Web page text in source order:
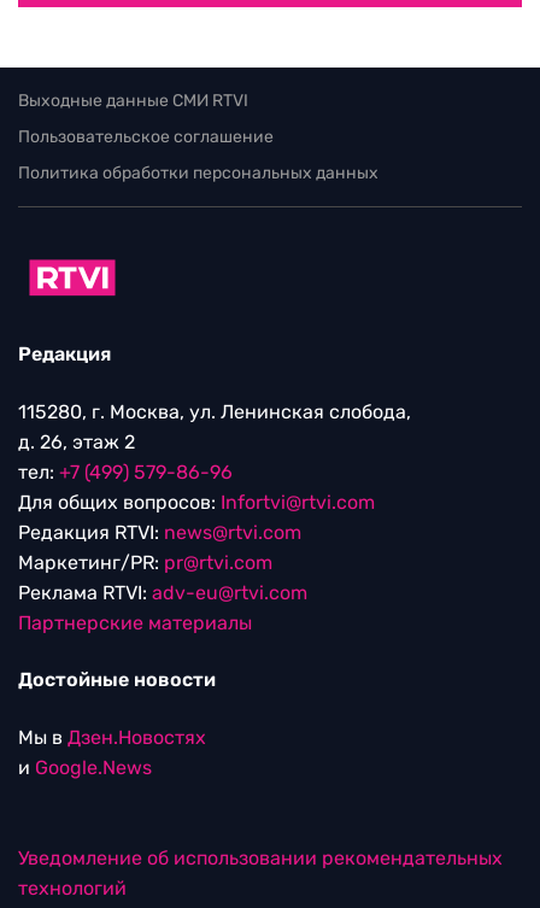
Выходные данные СМИ RTVI
Пользовательское соглашение
Политика обработки персональных данных
Редакция
115280, г. Москва, ул. Ленинская слобода,
д. 26, этаж 2
тел: +7 (499) 579-86-96
Для общих вопросов: Infortvi@rtvi.com
Редакция RTVI: news@rtvi.com
Маркетинг/PR: pr@rtvi.com
Реклама RTVI: adv-eu@rtvi.com
Партнерские материалы
Достойные новости
Мы в Дзен.Новостях
и Google.News
Уведомление об использовании рекомендательных
технологий